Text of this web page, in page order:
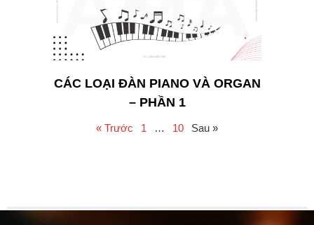
CÁC LOẠI ĐÀN PIANO VÀ ORGAN
– PHẦN 1
« Trước 1 … 10 Sau »